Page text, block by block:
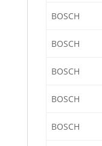
BOSCH
BOSCH
BOSCH
BOSCH
BOSCH